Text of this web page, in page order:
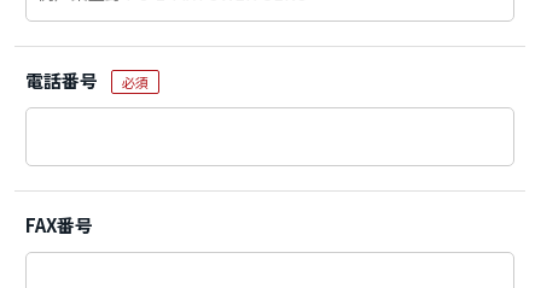
電話番号 必須
FAX番号